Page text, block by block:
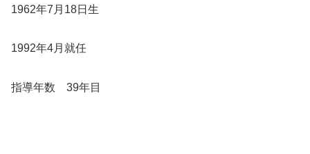
1962年7月18日生
1992年4月就任
指導年数 39年目